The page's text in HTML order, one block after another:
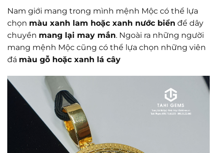
Nam giới mang trong mình mệnh Mộc có thể lựa
chọn màu xanh lam hoặc xanh nước biển để dây
chuyền mang lại may mắn. Ngoài ra những người
mang mệnh Mộc cũng có thể lựa chọn những viên
đá màu gỗ hoặc xanh lá cây